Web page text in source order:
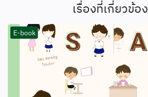
เรื่องที่เกี่ยวข้อง
E-book